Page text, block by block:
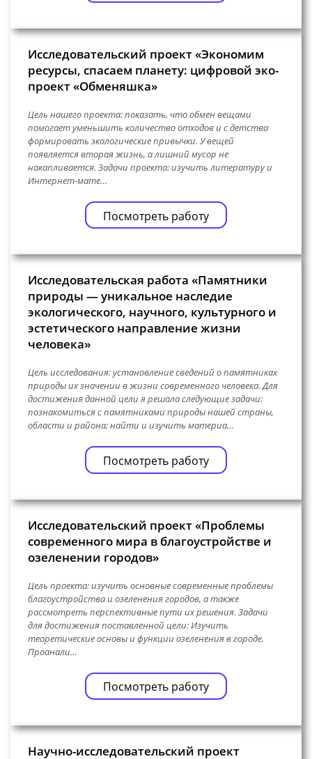
Исследовательский проект «Экономим
ресурсы, спасаем планету: цифровой эко-
проект «Обменяшка»
Цель нашего проекта: показать, что обмен вещами
помогает уменьшить количество отходов и с детства
формировать экологические привычки. У вещей
появляется вторая жизнь, а лишний мусор не
накапливается. Задачи проекта: изучить литературу и
Интернет-мате…
Посмотреть работу
Исследовательская работа «Памятники
природы — уникальное наследие
экологического, научного, культурного и
эстетического направление жизни
человека»
Цель исследования: установление сведений о памятниках
природы их значении в жизни современного человека. Для
достижения данной цели я решала следующие задачи:
познакомиться с памятниками природы нашей страны,
области и района; найти и изучить материа…
Посмотреть работу
Исследовательский проект «Проблемы
современного мира в благоустройстве и
озеленении городов»
Цель проекта: изучить основные современные проблемы
благоустройства и озеленения городов, а также
рассмотреть перспективные пути их решения. Задачи
для достижения поставленной цели: Изучить
теоретические основы и функции озеленения в городе.
Проанали…
Посмотреть работу
Научно-исследовательский проект